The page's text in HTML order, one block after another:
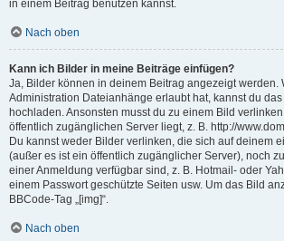
in einem Beitrag benutzen kannst.
Nach oben
Kann ich Bilder in meine Beiträge einfügen?
Ja, Bilder können in deinem Beitrag angezeigt werden.
Administration Dateianhänge erlaubt hat, kannst du
hochladen. Ansonsten musst du zu einem Bild
öffentlich zugänglichen Server liegt, z. B. http://
Du kannst weder Bilder verlinken, die sich auf deinem
(außer es ist ein öffentlich zugänglicher Server), noch
einer Anmeldung verfügbar sind, z. B. Hotmail- oder
einem Passwort geschützte Seiten usw. Um das Bild
BBCode-Tag „[img]“.
Nach oben